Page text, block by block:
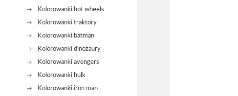
Kolorowanki hot wheels
Kolorowanki traktory
Kolorowanki batman
Kolorowanki dinozaury
Kolorowanki avengers
Kolorowanki hulk
Kolorowanki iron man